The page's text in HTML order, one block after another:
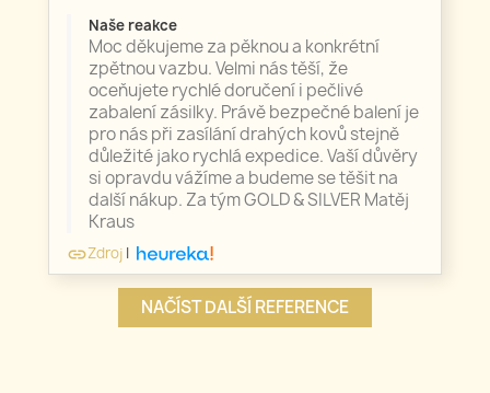
Naše reakce
Moc děkujeme za pěknou a konkrétní
zpětnou vazbu. Velmi nás těší, že
oceňujete rychlé doručení i pečlivé
zabalení zásilky. Právě bezpečné balení je
pro nás při zasílání drahých kovů stejně
důležité jako rychlá expedice. Vaší důvěry
si opravdu vážíme a budeme se těšit na
další nákup. Za tým GOLD & SILVER Matěj
Kraus
linkZdroj |
NAČÍST DALŠÍ REFERENCE